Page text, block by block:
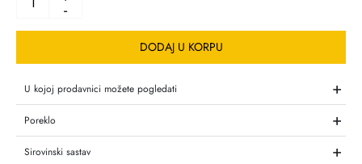
-
DODAJ U KORPU
U kojoj prodavnici možete pogledati +
Poreklo +
Sirovinski sastav +